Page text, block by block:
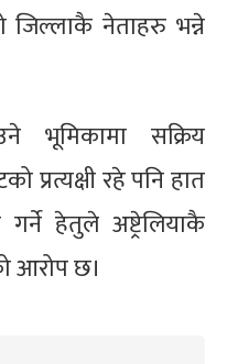
जिल्लाकै नेताहरु भन्ने
भूमिकामा सक्रिय
प्रत्यक्षी रहे पनि हात
हेतुले अष्ट्रेलियाकै
आरोप छ।